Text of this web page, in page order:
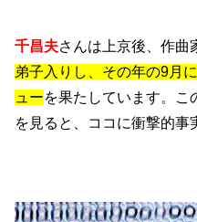
千昌夫さんは上京後、作曲
弟子入りし、その年の9月に
ューを果たしています。こ
を見ると、ココに衝撃的事